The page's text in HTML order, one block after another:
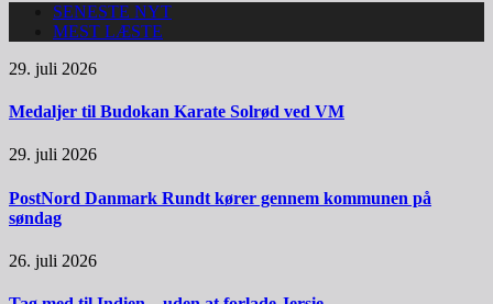
SENESTE NYT
MEST LÆSTE
29. juli 2026
Medaljer til Budokan Karate Solrød ved VM
29. juli 2026
PostNord Danmark Rundt kører gennem kommunen på
søndag
26. juli 2026